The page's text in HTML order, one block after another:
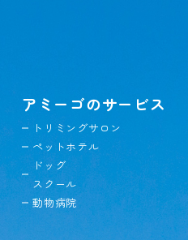
アミーゴのサービス
トリミングサロン
ペットホテル
ドッグ
スクール
動物病院